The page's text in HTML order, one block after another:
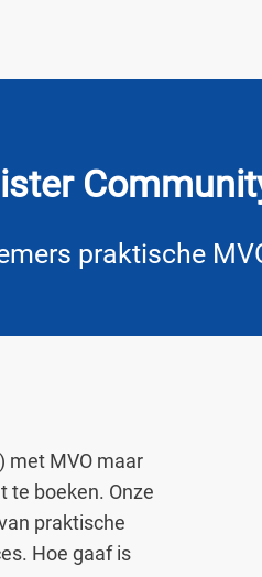
praktische
met MVO maar
te boeken. Onze
praktische
Hoe gaaf is